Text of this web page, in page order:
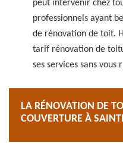
peut intervenir chez
professionnels ayant
de rénovation de toit.
tarif rénovation de
ses services sans vous
LA RÉNOVATION DE
COUVERTURE À